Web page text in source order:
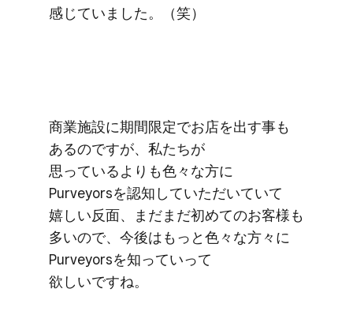
感じていました。​（笑）
商業施設に​期間限定で​お店を​出す事も​
あるのですが、​私たちが​
思っているよりも​色々な方に​
Purveyorsを​認知していただいていて​
嬉しい​反面、​まだまだ​初めての​お客様も​
多いので、​今後は​もっと​色々な​方​々に​
Purveyorsを​知っていって​
欲しいですね。